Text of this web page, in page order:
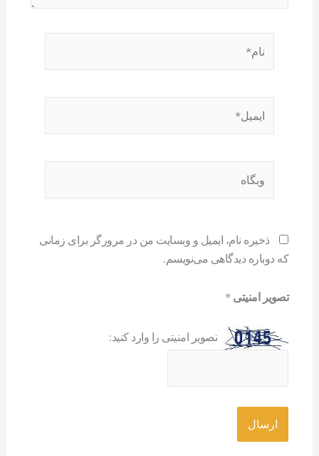
ذخیره نام، ایمیل و وبسایت من در مرورگر برای زمانی
که دوباره دیدگاهی می‌نویسم.
تصویر امنیتی*
تصویر امنیتی را وارد کنید: